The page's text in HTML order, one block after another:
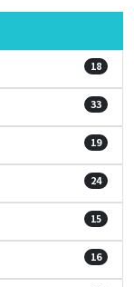
18
33
19
24
15
16